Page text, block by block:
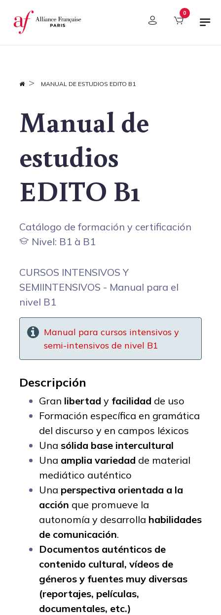
Panel de gestión de cookies 0
MANUAL DE ESTUDIOS EDITO B1
Manual de
estudios
EDITO B1
Catálogo de formación y certificación
Nivel: B1 à B1
CURSOS INTENSIVOS Y
SEMIINTENSIVOS - Manual para el
nivel B1
Manual para cursos intensivos y
semi-intensivos de nivel B1
Descripción
Gran libertad y facilidad de uso
Formación específica en gramática
del discurso y en campos léxicos
Una sólida base intercultural
Una amplia variedad de material
mediático auténtico
Una perspectiva orientada a la
acción que promueve la
autonomía y desarrolla habilidades
de comunicación.
Documentos auténticos de
contenido cultural, vídeos de
géneros y fuentes muy diversas
(reportajes, películas,
documentales, etc.)